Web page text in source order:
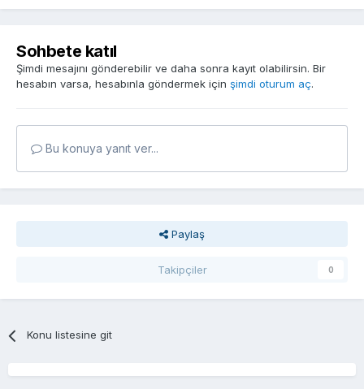
Sohbete katıl
Şimdi mesajını gönderebilir ve daha sonra kayıt olabilirsin. Bir
hesabın varsa, hesabınla göndermek için şimdi oturum aç.
Bu konuya yanıt ver...
Paylaş
Takipçiler 0
Konu listesine git